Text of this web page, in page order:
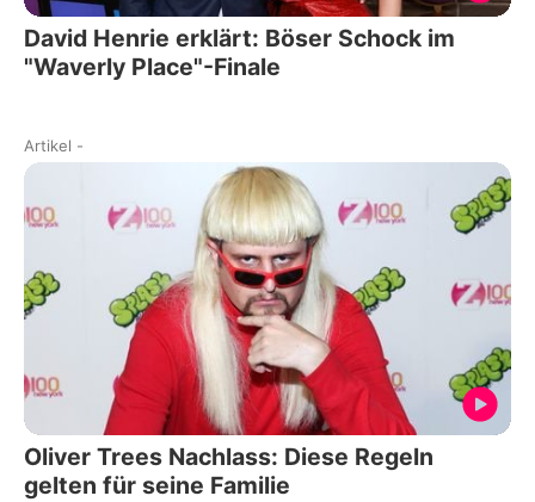
David Henrie erklärt: Böser Schock im
"Waverly Place"-Finale
Artikel -
Oliver Trees Nachlass: Diese Regeln
gelten für seine Familie